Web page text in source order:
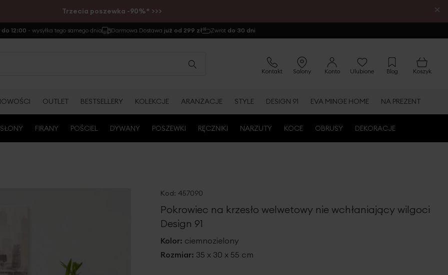
Trzecia poszewka -90%* >>> ×
12:00 - wysyłka tego samego dnia Darmowa Dostawa już od 299 zł Zwrot do 30 dni
Kontakt Salony Konto Ulubione Blog Koszyk
OUTLET BESTSELLERY KOLEKCJE ARANŻACJE STYLE DESIGN 91 EVA MINGE HOME NA PREZENT
FIRANY POŚCIEL DYWANY POSZEWKI RĘCZNIKI NARZUTY KOCE OBRUSY DEKORACJE
Kod: 457090
Pokrowiec na krzesło welwetowy nie wchłaniający wilgoci
Design 91
Kolor: ciemnozielony
Rozmiar: 35 x 30 x 55 cm